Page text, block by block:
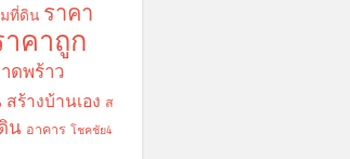
มที่ดิน ราคา
าคาถูก
ดพร้าว
สร้างบ้านเอง ส
น อาคาร โชคชัย4